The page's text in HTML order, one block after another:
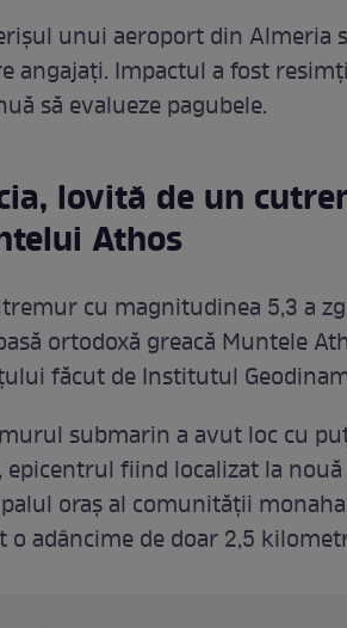
unui aeroport din Almeria
angajați. Impactul a fost
să evalueze pagubele.
lovită de un
Athos
cu magnitudinea 5,3 a
ortodoxă greacă Muntele
făcut de Institutul
submarin a avut loc cu
epicentrul fiind localizat la
oraș al comunității
o adâncime de doar 2,5